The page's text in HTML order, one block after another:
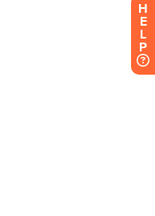
H
E
L
P